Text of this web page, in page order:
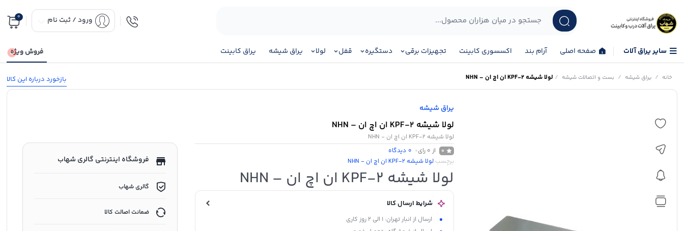
ورود / ثبت نام 0
سایر یراق آلات صفحه اصلی آرام بند اکسسوری کابینت تجهیزات برقی دستگیره قفل لولا یراق شیشه یراق کابینت فروش ویژه
بازخورد درباره این کالا خانه / یراق شیشه / بست و اتصالات شیشه / لولا شیشه KPF-2 ان اچ ان – NHN
یراق شیشه
لولا شیشه KPF-2 ان اچ ان – NHN
لولا شیشه KPF-2 ان اچ ان - NHN
0 از 0 رای 0 دیدگاه
برچسبلولا شیشه KPF-2 ان اچ ان - NHN
لولا شیشه KPF-2 ان اچ ان – NHN
شرایط ارسال کالا
ارسال از انبار تهران: 1 الی 2 روز کاری
فروشگاه اینترنتی گالری شهاب
گالری شهاب
ضمانت اصالت کالا